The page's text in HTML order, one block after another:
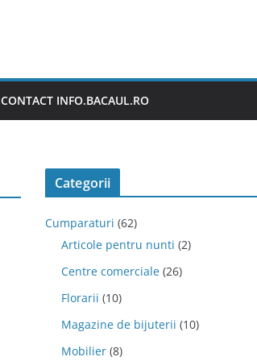
CONTACT INFO.BACAUL.RO
Categorii
Cumparaturi (62)
Articole pentru nunti (2)
Centre comerciale (26)
Florarii (10)
Magazine de bijuterii (10)
Mobilier (8)